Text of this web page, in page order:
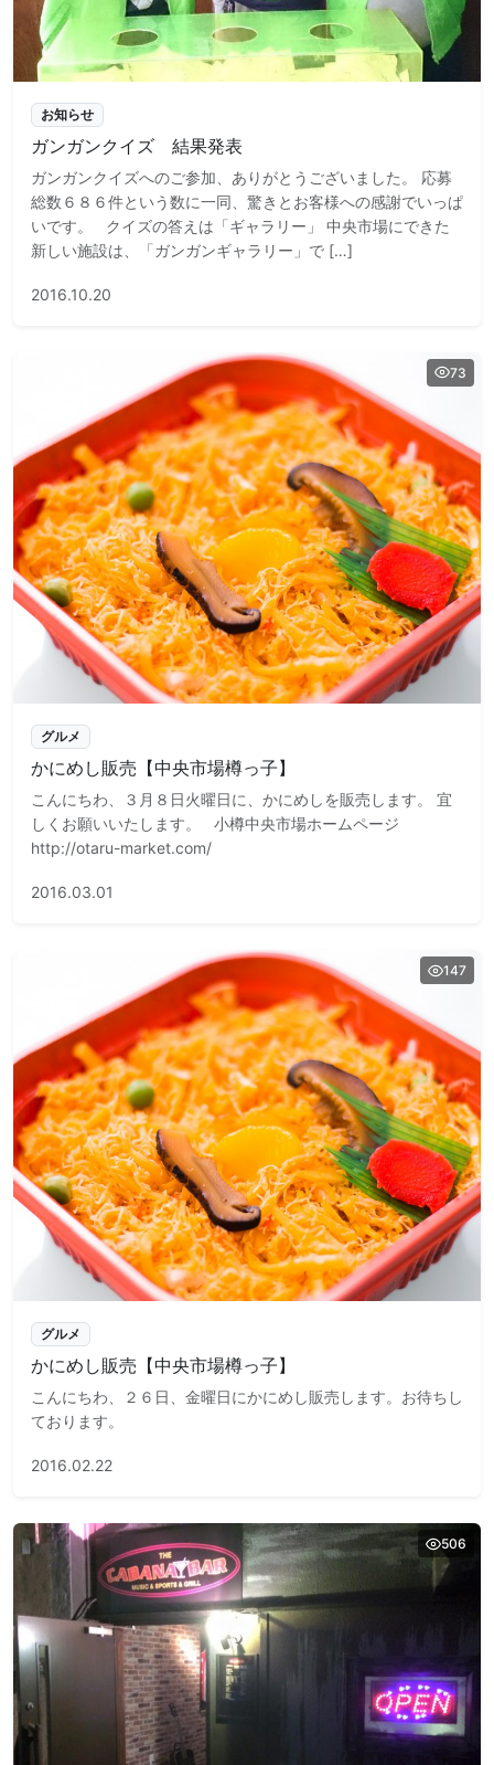
お知らせ
ガンガンクイズ 結果発表
ガンガンクイズへのご参加、ありがとうございました。 応募
総数６８６件という数に一同、驚きとお客様への感謝でいっぱ
いです。 クイズの答えは「ギャラリー」 中央市場にできた
新しい施設は、「ガンガンギャラリー」で […]
2016.10.20
73
グルメ
かにめし販売【中央市場樽っ子】
こんにちわ、３月８日火曜日に、かにめしを販売します。 宜
しくお願いいたします。 小樽中央市場ホームページ
http://otaru-market.com/
2016.03.01
147
グルメ
かにめし販売【中央市場樽っ子】
こんにちわ、２６日、金曜日にかにめし販売します。お待ちし
ております。
2016.02.22
506